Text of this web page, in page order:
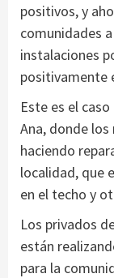
positivos, y
comunidades
instalaciones
positivamente
Este es el
Ana, donde
haciendo
localidad, que
en el techo y
Los privados
están
para la